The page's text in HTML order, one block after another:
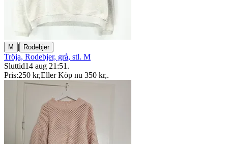
M | Rodebjer
Tröja, Rodebjer, grå, stl. M
Sluttid14 aug 21:51 .
Pris:250 kr,Eller Köp nu 350 kr,.